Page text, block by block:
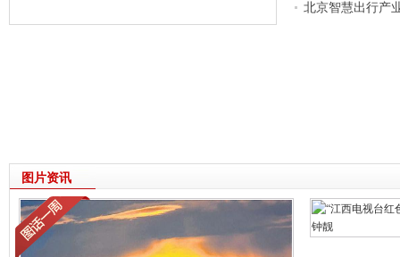
北京智慧出行产
图片资讯